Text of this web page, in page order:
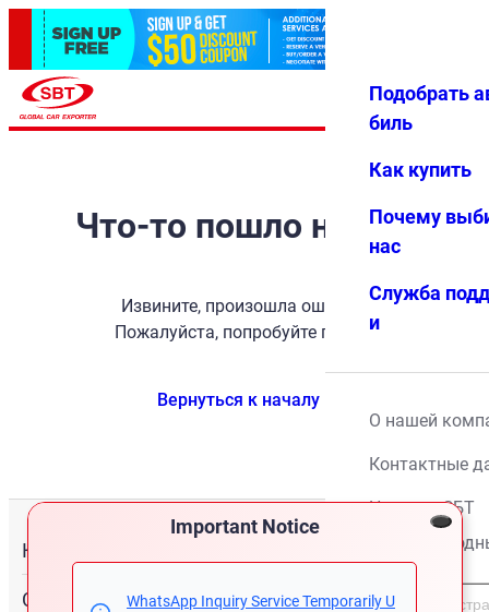
Избранн
Меню
Подобрать
биль
Как купить
Почему
нас
Служба
и
О нашей
Контактные
Новости СБТ
офисы
Important Notice
WhatsApp Inquiry Service Temporarily U
Что-то пошло не так
Извините, произошла ошибка.
Пожалуйста, попробуйте позже.
Вернуться к началу
Купить
Служба поддержки